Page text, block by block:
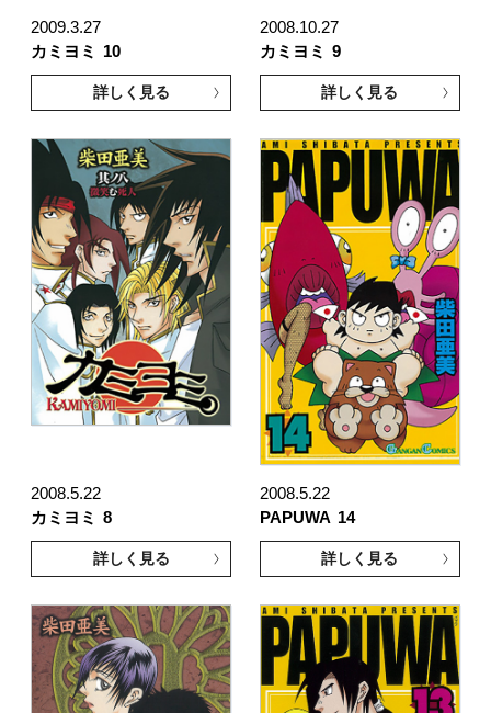
2009.3.27
カミヨミ
10
詳しく見る
2008.10.27
カミヨミ 9
詳しく見る
2008.5.22
カミヨミ 8
詳しく見る
2008.5.22
PAPUWA 14
詳しく見る